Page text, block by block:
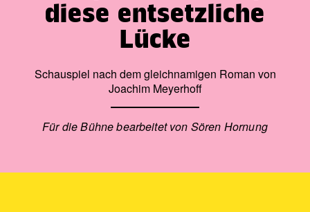
Spieldauer: 3h, eine Pause
diese entsetzliche
Lücke
Schauspiel nach dem gleichnamigen Roman von
Joachim Meyerhoff
Für die Bühne bearbeitet von Sören Hornung